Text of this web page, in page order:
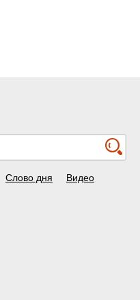
Слово дня Видео